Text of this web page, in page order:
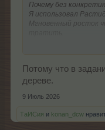
Почему без
Я использовал
Мгновенный росток
Ник: konan_dcw Id:
Потому что в
дереве.
9 Июль 2026
ТаИСия и konan_dcw